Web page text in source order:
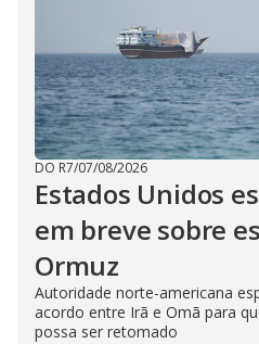
DO R7/07/08/2026
Estados Unidos
em breve sobre
Ormuz
Autoridade norte-americana
acordo entre Irã e Omã para
possa ser retomado